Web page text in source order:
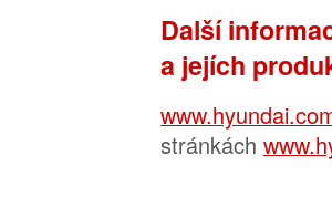
Další
a jejích
stránkách